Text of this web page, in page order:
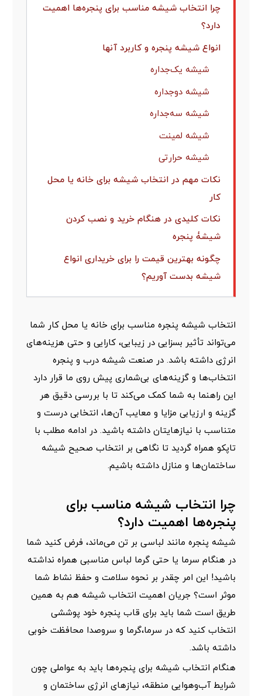
چرا انتخاب شیشه مناسب برای پنجره‌ها اهمیت
دارد؟
انواع شیشه‌ پنجره و کاربرد آنها
شیشه یک‌جداره
شیشه دوجداره
شیشه سه‌جداره
شیشه لمینت
شیشه حرارتی
نکات مهم در انتخاب شیشه برای خانه یا محل
کار
نکات کلیدی در هنگام خرید و نصب کردن
شیشۀ پنجره
چگونه بهترین قیمت را برای خریداری انواع
شیشه بدست آوریم؟
نتیجه‌گیری
انتخاب شیشه پنجره مناسب برای خانه یا محل کار شما
می‌تواند تأثیر بسزایی در زیبایی، کارایی و حتی هزینه‌های
انرژی داشته باشد. در صنعت شیشه درب و پنجره
انتخاب‌ها و گزینه‌های بی‌شماری پیش روی ما قرار دارد
این راهنما به شما کمک می‌کند تا با بررسی دقیق هر
گزینه و ارزیابی مزایا و معایب آن‌ها، انتخابی درست و
متناسب با نیازهایتان داشته باشید. در ادامه مطلب با
تاپکو همراه گردید تا نگاهی بر انتخاب صحیح شیشه
ساختمان‌ها و منازل داشته باشیم.
چرا انتخاب شیشه مناسب برای
پنجره‌ها اهمیت دارد؟
شیشه پنجره مانند لباسی بر تن می‌ماند، فرض کنید شما
در هنگام سرما یا حتی گرما لباس مناسبی همراه نداشته
باشید! این امر چقدر بر نحوه سلامت و حفظ نشاط شما
موثر است؟ جریان اهمیت انتخاب شیشه هم به همین
طریق است شما باید برای قاب پنجره خود پوششی
انتخاب کنید که در سرما،گرما و سروصدا محافظت خوبی
داشته باشد.
هنگام انتخاب شیشه برای پنجره‌ها باید به عواملی چون
شرایط آب‌وهوایی منطقه، نیازهای انرژی ساختمان و